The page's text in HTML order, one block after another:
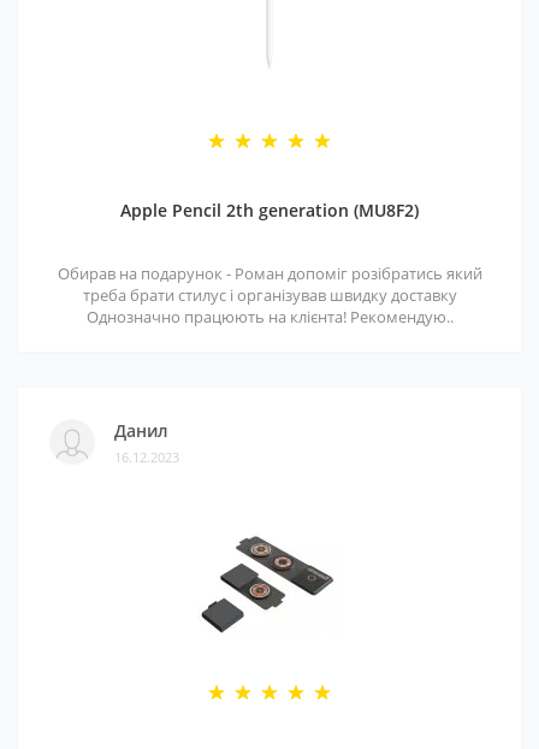
Apple Pencil 2th generation (MU8F2)
Обирав на подарунок - Роман допоміг розібратись який
треба брати стилус і організував швидку доставку
Однозначно працюють на клієнта! Рекомендую..
Данил
16.12.2023